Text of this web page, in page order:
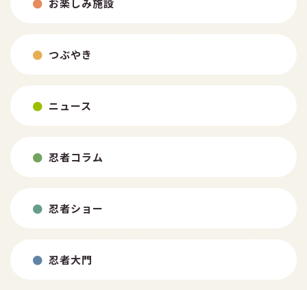
つぶやき
ニュース
忍者コラム
忍者ショー
忍者大門